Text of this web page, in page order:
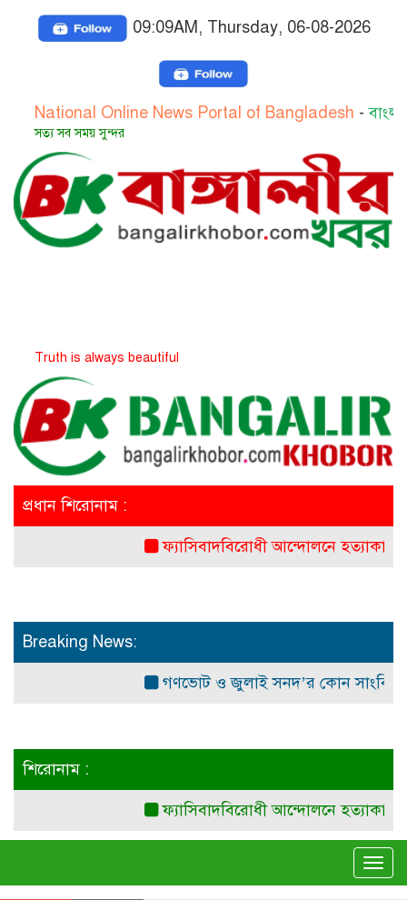
09:09AM, Thursday, 06-08-2026
Online News Portal of Bangladesh- বাংলাদেশের
সময় সুন্দর
is always beautiful
প্রধান শিরোনাম :
ফ্যাসিবাদবিরোধী আন্দোলনে হত্যাকাণ্ডের
Breaking News:
গণভোট ও জুলাই সনদ’র কোন সাংবিধানিক
শিরোনাম :
ফ্যাসিবাদবিরোধী আন্দোলনে হত্যাকাণ্ডের